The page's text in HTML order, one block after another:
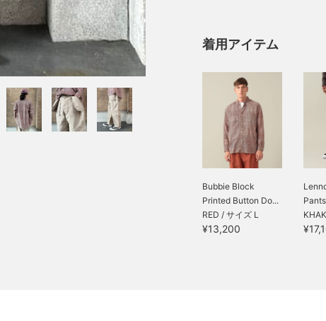
着用アイテム
Bubbie Block
Printed Button Do...
RED / サイズ L
¥13,200
Pants